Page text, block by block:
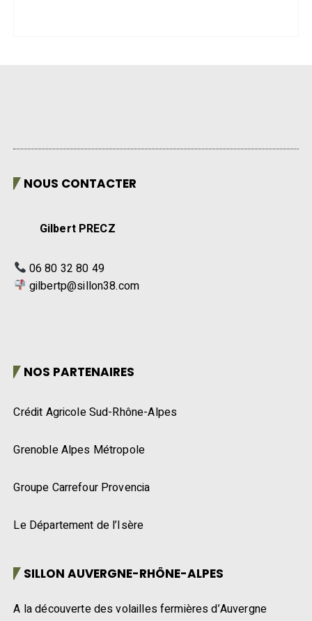
NOUS CONTACTER
Gilbert PRECZ
06 80 32 80 49
gilbertp@sillon38.com
NOS PARTENAIRES
Crédit Agricole Sud-Rhône-Alpes
Grenoble Alpes Métropole
Groupe Carrefour Provencia
Le Département de l’Isère
SILLON AUVERGNE-RHÔNE-ALPES
A la découverte des volailles fermières d’Auvergne